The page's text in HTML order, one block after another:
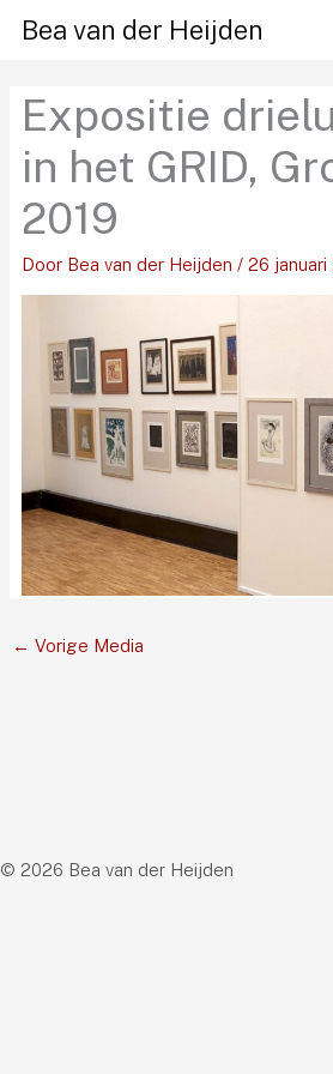
naar
inhoud
Bea van der Heijden
Expositie
in het GRID,
2019
Door Bea van der Heijden / 26 januari
← Vorige Media
© 2026 Bea van der Heijden